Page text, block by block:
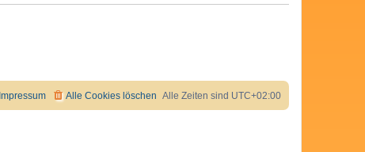
Alle Zeiten sind UTC+02:00
Alle Cookies löschen
Impressum